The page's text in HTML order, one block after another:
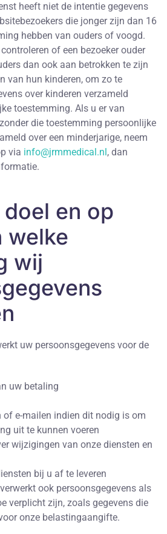
heeft niet de intentie gegevens
die jonger zijn dan 16
hebben van ouders of voogd.
of een bezoeker ouder
dan ook aan betrokken te zijn
van hun kinderen, om zo te
over kinderen verzameld
toestemming. Als u er van
die toestemming persoonlijke
over een minderjarige, neem
via info@jrmmedical.nl, dan
en op
welke
wij
uw persoonsgegevens voor de
uw betaling
of e-mailen indien dit nodig is om
uit te kunnen voeren
wijzigingen van onze diensten en
bij u af te leveren
ook persoonsgegevens als
verplicht zijn, zoals gegevens die
onze belastingaangifte.